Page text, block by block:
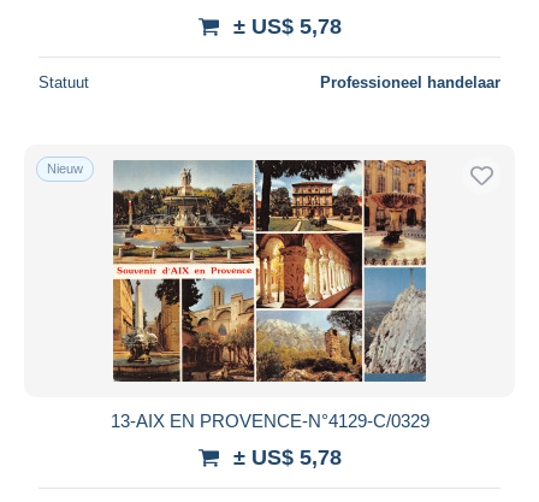
± US$ 5,78
Statuut Professioneel handelaar
Nieuw
13-AIX EN PROVENCE-N°4129-C/0329
± US$ 5,78